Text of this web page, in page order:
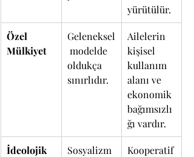
yürütülür.
Özel
Mülkiyet
Geleneksel
modelde
oldukça
sınırlıdır.
Ailelerin
kişisel
kullanım
alanı ve
ekonomik
bağımsızlı
ğı vardır.
İdeolojik
Sosyalizm
Kooperatif